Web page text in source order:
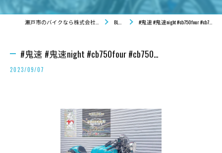
BLOG #鬼速 #鬼速night #cb750four #cb750...
#鬼速 #鬼速night #cb750four #cb750...
2023/09/07